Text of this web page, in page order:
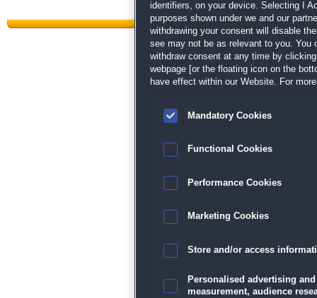
Datenschutz| AGB|Impressum
identifiers, on your device. Selecting I
purposes shown under we and our
withdrawing your consent will disable
see may not be as relevant to you. You
withdraw consent at any time by
webpage [or the floating icon on the
have effect within our Website. For
Mandatory Cookies
Functional Cookies
Performance Cookies
Marketing Cookies
Store and/or access
Personalised advertising
measurement, audience